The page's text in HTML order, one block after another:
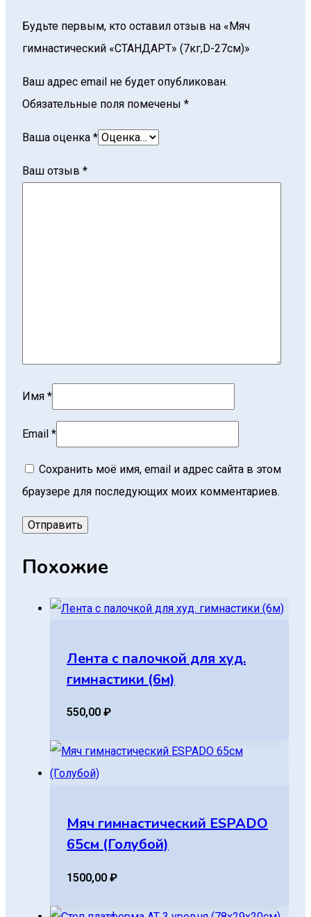
Будьте первым, кто оставил отзыв на «Мяч
гимнастический «СТАНДАРТ» (7кг,D-27см)»
Ваш адрес email не будет опубликован.
Обязательные поля помечены *
Ваша оценка *
Ваш отзыв *
Имя *
Email *
Сохранить моё имя, email и адрес сайта в этом
браузере для последующих моих комментариев.
Похожие
Лента с палочкой для худ.
гимнастики (6м)
550,00 ₽
Мяч гимнастический ESPADO
65см (Голубой)
1500,00 ₽